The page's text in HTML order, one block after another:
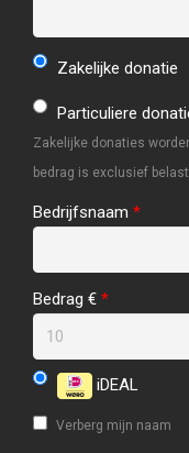
Zakelijke donatie
Particuliere
Zakelijke donaties
bedrag is exclusief
Bedrijfsnaam *
Bedrag € *
iDEAL
Verberg mijn naam